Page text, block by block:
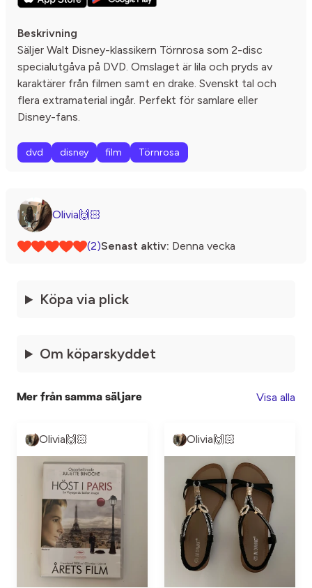
Beskrivning
Säljer Walt Disney-klassikern Törnrosa som 2-disc
specialutgåva på DVD. Omslaget är lila och pryds av
karaktärer från filmen samt en drake. Svenskt tal och
flera extramaterial ingår. Perfekt för samlare eller
Disney-fans.
dvd disney film Törnrosa
Olivia🙌🏻
(2)Senast aktiv: Denna vecka
Köpa via plick
Om köparskyddet
Mer från samma säljare Visa alla
Olivia🙌🏻 Olivia🙌🏻